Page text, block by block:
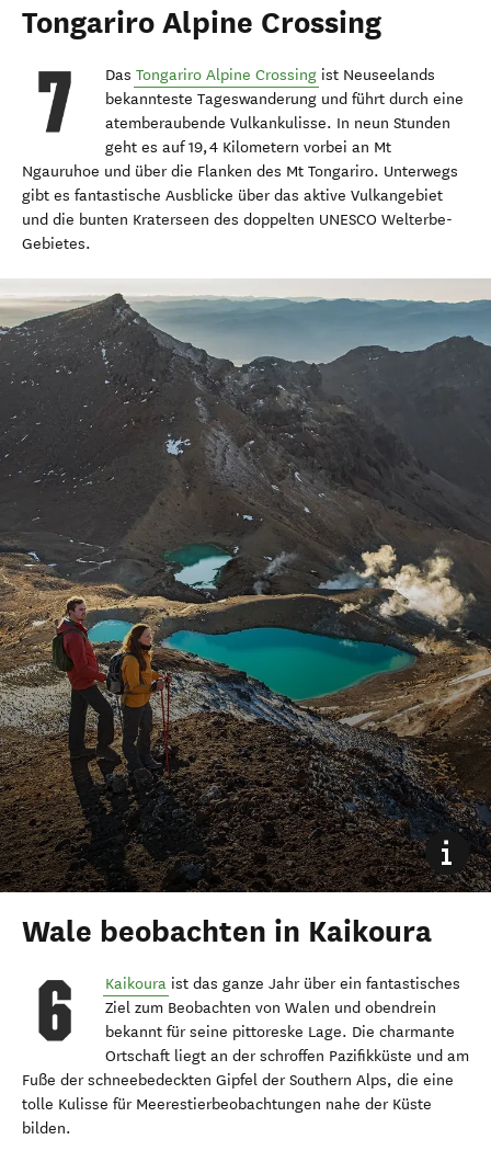
Tongariro Alpine Crossing
Das Tongariro Alpine Crossing ist Neuseelands
bekannteste Tageswanderung und führt durch eine
atemberaubende Vulkankulisse. In neun Stunden
geht es auf 19,4 Kilometern vorbei an Mt
Ngauruhoe und über die Flanken des Mt Tongariro. Unterwegs
gibt es fantastische Ausblicke über das aktive Vulkangebiet
und die bunten Kraterseen des doppelten UNESCO Welterbe-
Gebietes.
Wale beobachten in Kaikoura
Kaikoura ist das ganze Jahr über ein fantastisches
Ziel zum Beobachten von Walen und obendrein
bekannt für seine pittoreske Lage. Die charmante
Ortschaft liegt an der schroffen Pazifikküste und am
Fuße der schneebedeckten Gipfel der Southern Alps, die eine
tolle Kulisse für Meerestierbeobachtungen nahe der Küste
bilden.